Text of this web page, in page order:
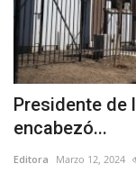
Presidente de
encabezó...
Editora Marzo 12, 2024